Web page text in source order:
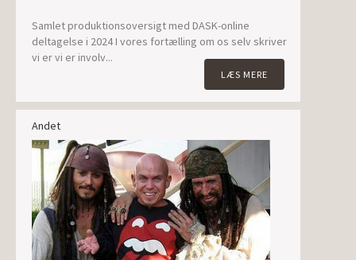
Samlet produktionsoversigt med DASK-online
deltagelse i 2024 I vores fortælling om os selv skriver
vi er vi er involv...
LÆS MERE
Andet